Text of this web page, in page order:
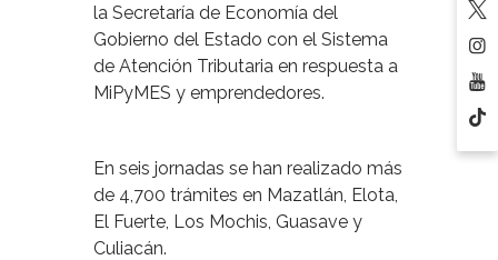
la Secretaría de Economía del
Gobierno del Estado con el Sistema
de Atención Tributaria en respuesta a
MiPyMES y emprendedores.
En seis jornadas se han realizado más
de 4,700 trámites en Mazatlán, Elota,
El Fuerte, Los Mochis, Guasave y
Culiacán.